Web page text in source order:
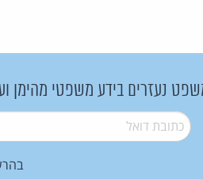
נעזרים בידע משפטי מהימן
דואל*